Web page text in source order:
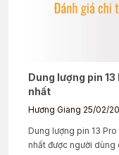
Dung lượng pin
nhất
Hương Giang 25/02/
Dung lượng pin 13
nhất được người dùng